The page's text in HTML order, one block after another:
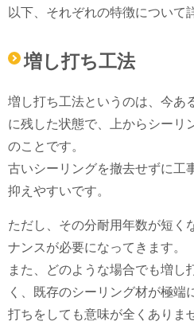
以下、それぞれの特徴について
増し打ち工法
増し打ち工法というのは、今あ
に残した状態で、上からシーリ
のことです。
古いシーリングを撤去せずに工
抑えやすいです。
ただし、その分耐用年数が短く
ナンスが必要になってきます。
また、どのような場合でも増し
く、既存のシーリング材が極端
打ちをしても意味が全くありま